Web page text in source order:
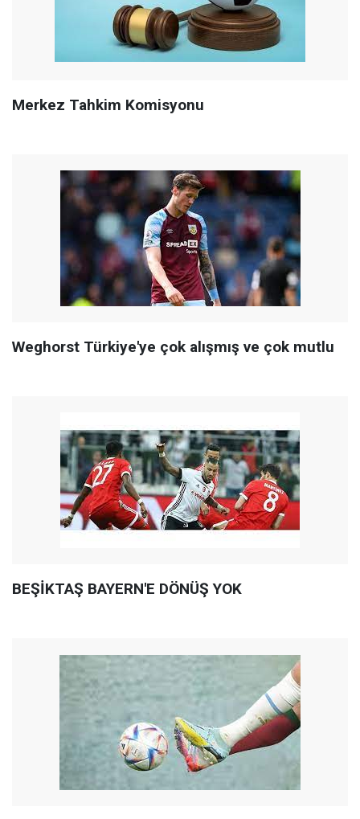
Merkez Tahkim Komisyonu
Weghorst Türkiye'ye çok alışmış ve çok mutlu
BEŞİKTAŞ BAYERN'E DÖNÜŞ YOK